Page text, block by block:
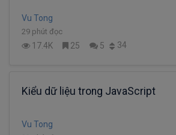
Vu Tong
29 phút đọc
17.4K 25 5 34
Kiểu dữ liệu trong JavaScript
Vu Tong